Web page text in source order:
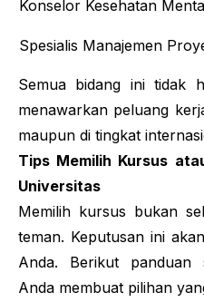
Konselor Kesehatan
Spesialis Manajemen
Semua bidang ini tidak
menawarkan peluang
maupun di tingkat
Tips Memilih Kursus
Universitas
Memilih kursus bukan
teman. Keputusan ini
Anda. Berikut panduan
Anda membuat pilihan